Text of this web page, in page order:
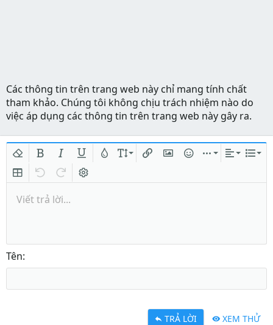
Các thông tin trên trang web này chỉ mang tính chất
tham khảo. Chúng tôi không chịu trách nhiệm nào do
việc áp dụng các thông tin trên trang web này gây ra.
Xóa định dạng
In đậmIn nghiêngGạch chân
Insert table
Quay lạiLàm lại
Viết trả lời...
Tên
TRẢ LỜI XEM THỬ